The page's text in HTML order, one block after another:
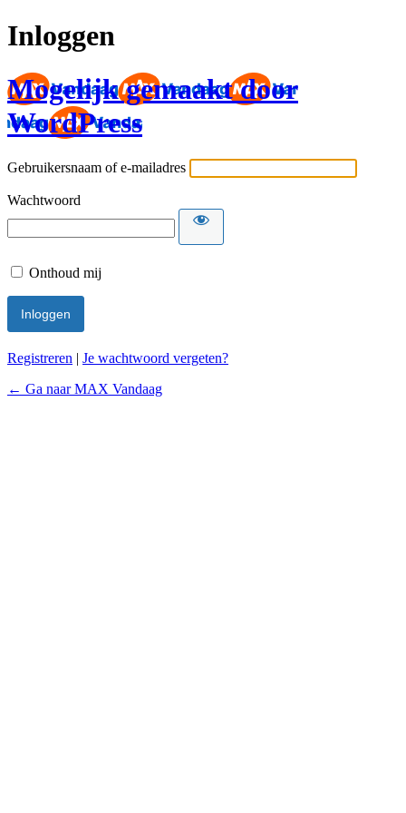
Inloggen
Mogelijk gemaakt door
WordPress
Gebruikersnaam of e-mailadres
Wachtwoord
Onthoud mij
Registreren | Je wachtwoord vergeten?
← Ga naar MAX Vandaag